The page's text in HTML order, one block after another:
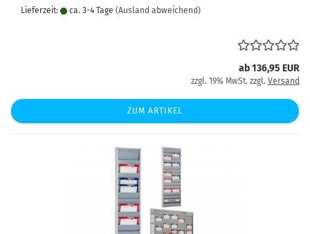
Lieferzeit: ca. 3-4 Tage (Ausland abweichend)
ab 136,95 EUR
zzgl. 19% MwSt. zzgl. Versand
ZUM ARTIKEL